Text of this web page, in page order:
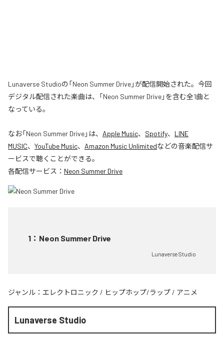
Lunaverse Studioの「Neon Summer Drive」が配信開始された。今回
デジタル配信された楽曲は、「Neon Summer Drive」を含む全1曲と
なっている。
なお「Neon Summer Drive」は、 Apple Music、 Spotify、 LINE
MUSIC、 YouTube Music、 Amazon Music Unlimitedなどの音楽配信サ
ービスで聴くことができる。
各配信サービス： Neon Summer Drive
1 ： Neon Summer Drive
Lunaverse Studio
ジャンル： エレクトロニック / ヒップホップ/ラップ / アニメ
Lunaverse Studio